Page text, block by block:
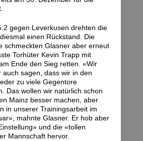
gegen Leverkusen drehten die
einen Rückstand. Die
schmeckten Glasner aber erneut
Torhüter Kevin Trapp mit
Ende den Sieg retten. «Wir
auch sagen, dass wir in den
zu viele Gegentore
Das wollen wir natürlich schon
Mainz besser machen, aber
in unserer Trainingsarbeit im
mahnte Glasner. Er hob aber
und die «tollen
Mannschaft hervor.